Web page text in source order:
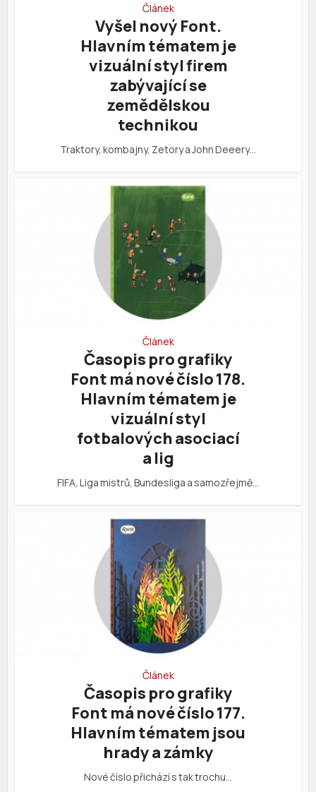
Článek
Vyšel nový Font.
Hlavním tématem je
vizuální styl firem
zabývající se
zemědělskou
technikou
Traktory, kombajny, Zetory a John Deeery…
Článek
Časopis pro grafiky
Font má nové číslo 178.
Hlavním tématem je
vizuální styl
fotbalových asociací
a lig
FIFA, Liga mistrů, Bundesliga a samozřejmě…
Článek
Časopis pro grafiky
Font má nové číslo 177.
Hlavním tématem jsou
hrady a zámky
Nové číslo přichází s tak trochu…